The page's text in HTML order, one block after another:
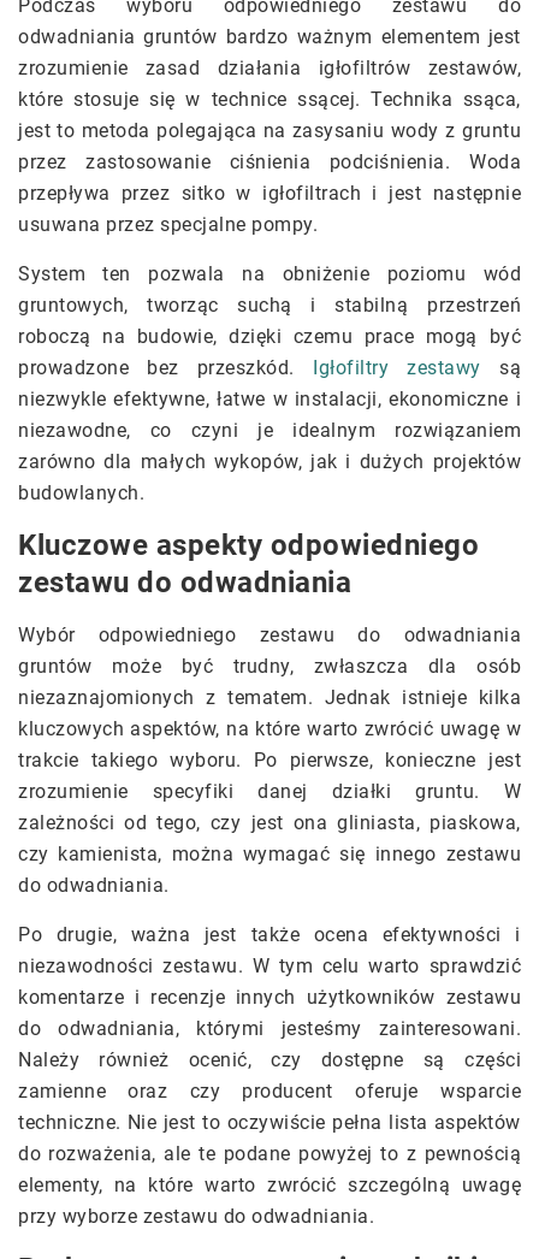
Podczas wyboru odpowiedniego zestawu do
odwadniania gruntów bardzo ważnym elementem jest
zrozumienie zasad działania igłofiltrów zestawów,
które stosuje się w technice ssącej. Technika ssąca,
jest to metoda polegająca na zasysaniu wody z gruntu
przez zastosowanie ciśnienia podciśnienia. Woda
przepływa przez sitko w igłofiltrach i jest następnie
usuwana przez specjalne pompy.
System ten pozwala na obniżenie poziomu wód
gruntowych, tworząc suchą i stabilną przestrzeń
roboczą na budowie, dzięki czemu prace mogą być
prowadzone bez przeszkód. Igłofiltry zestawy są
niezwykle efektywne, łatwe w instalacji, ekonomiczne i
niezawodne, co czyni je idealnym rozwiązaniem
zarówno dla małych wykopów, jak i dużych projektów
budowlanych.
Kluczowe aspekty odpowiedniego
zestawu do odwadniania
Wybór odpowiedniego zestawu do odwadniania
gruntów może być trudny, zwłaszcza dla osób
niezaznajomionych z tematem. Jednak istnieje kilka
kluczowych aspektów, na które warto zwrócić uwagę w
trakcie takiego wyboru. Po pierwsze, konieczne jest
zrozumienie specyfiki danej działki gruntu. W
zależności od tego, czy jest ona gliniasta, piaskowa,
czy kamienista, można wymagać się innego zestawu
do odwadniania.
Po drugie, ważna jest także ocena efektywności i
niezawodności zestawu. W tym celu warto sprawdzić
komentarze i recenzje innych użytkowników zestawu
do odwadniania, którymi jesteśmy zainteresowani.
Należy również ocenić, czy dostępne są części
zamienne oraz czy producent oferuje wsparcie
techniczne. Nie jest to oczywiście pełna lista aspektów
do rozważenia, ale te podane powyżej to z pewnością
elementy, na które warto zwrócić szczególną uwagę
przy wyborze zestawu do odwadniania.